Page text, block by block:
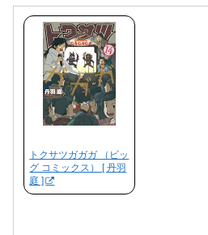
トクサツガガガ （ビッ
グ コミックス） [ 丹羽
庭 ]